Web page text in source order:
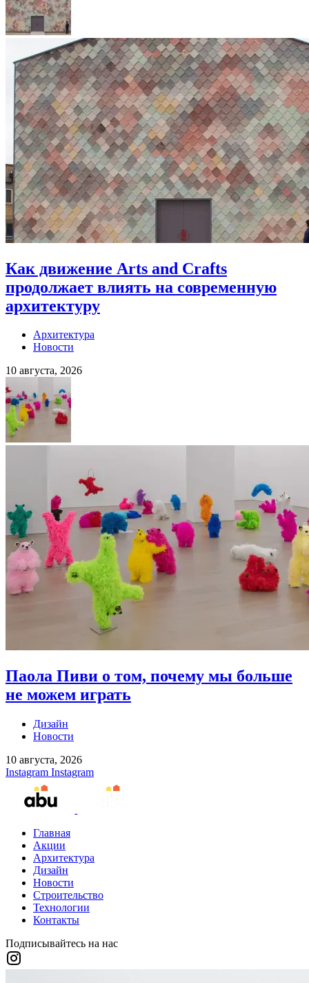
Как движение Arts and Crafts
продолжает влиять на современную
архитектуру
Архитектура
Новости
10 августа, 2026
Паола Пиви о том, почему мы больше
не можем играть
Дизайн
Новости
10 августа, 2026
Instagram Instagram
Главная
Акции
Архитектура
Дизайн
Новости
Строительство
Технологии
Контакты
Подписывайтесь на нас